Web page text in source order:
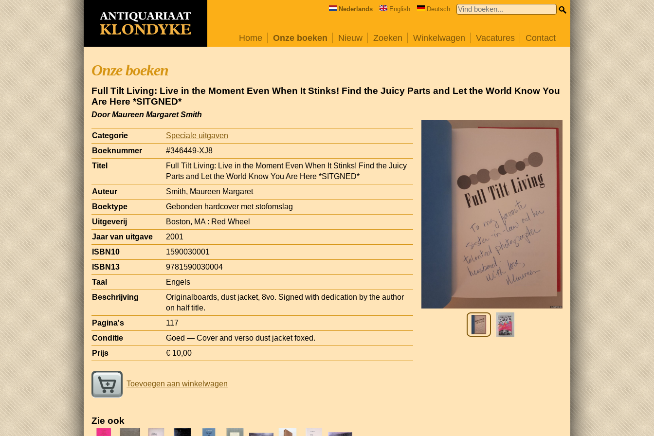
Nederlands English Deutsch
Home Onze boeken Nieuw Zoeken Winkelwagen Vacatures Contact
Onze boeken
Full Tilt Living: Live in the Moment Even When It Stinks! Find the Juicy Parts and Let the World Know You
Are Here *SITGNED*
Door Maureen Margaret Smith
Categorie
Speciale uitgaven
Boeknummer
#346449-XJ8
Titel
Full Tilt Living: Live in the Moment Even When It Stinks! Find the Juicy
Parts and Let the World Know You Are Here *SITGNED*
Auteur
Smith, Maureen Margaret
Boektype
Gebonden hardcover met stofomslag
Uitgeverij
Boston, MA : Red Wheel
Jaar van uitgave
2001
ISBN10
1590030001
ISBN13
9781590030004
Taal
Engels
Beschrijving
Originalboards, dust jacket, 8vo. Signed with dedication by the author
on half title.
Pagina's
117
Conditie
Goed — Cover and verso dust jacket foxed.
Prijs
€ 10,00
Toevoegen aan winkelwagen
Zie ook